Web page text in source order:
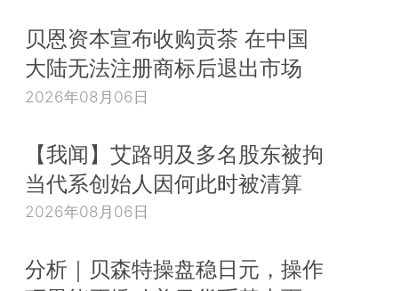
贝恩资本宣布收购贡茶 在中国
大陆无法注册商标后退出市场
2026年08月06日
【我闻】艾路明及多名股东被拘
当代系创始人因何此时被清算
2026年08月06日
分析｜贝森特操盘稳日元，操作